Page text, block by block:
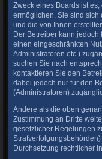
Zweck eines Boards ist
ermöglichen. Sie sind sich
und die von Ihnen
Der Betreiber kann
einen eingeschränkten
Administratoren etc.)
suchen Sie nach
kontaktieren Sie den
dabei jedoch nur für den
(Administratoren)
Andere als die oben
Zustimmung an Dritte
gesetzlicher Regelungen
Durchsetzung rechtlicher